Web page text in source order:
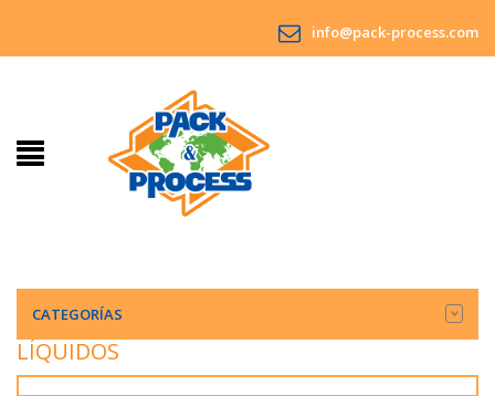
info@pack-process.com
CATEGORÍAS
LÍQUIDOS